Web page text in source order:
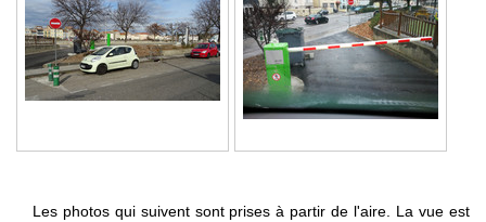
Les photos qui suivent sont prises à partir de l'aire. La vue est